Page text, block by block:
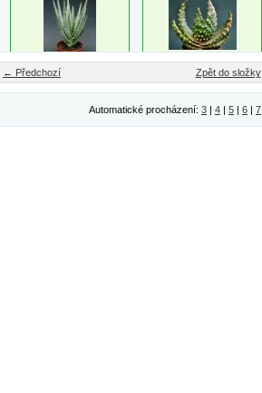
← Předchozí Zpět do složky
Automatické procházení: 3 | 4 | 5 | 6 | 7